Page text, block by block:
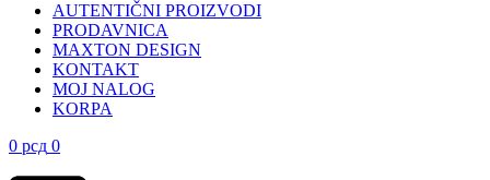
AUTENTIČNI PROIZVODI
PRODAVNICA
MAXTON DESIGN
KONTAKT
MOJ NALOG
KORPA
0 рсд 0